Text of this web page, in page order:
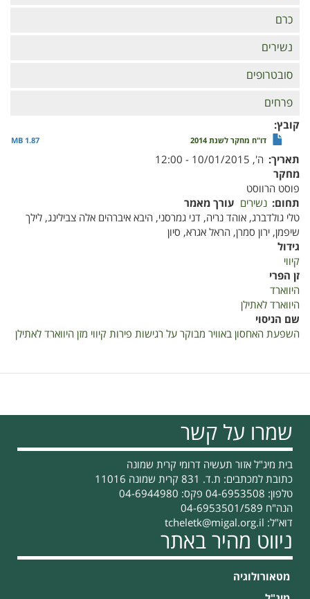
כרם
נשירים
סובטרופים
פרחים
קובץ
דו"ח מחקר לשנת 2014 1.87 MB
תאריך ה', 10/01/2015 - 12:00
מחקר
פוסט הרווסט
תחום נשירים עורך מאמר
טלי גולדברג, אוהד נריה, דני גמרסני, היבא איברהים אלה צבילינג, לילך
שיפמן, ירון סמרן, הראל אגרא, סיון
גידול
קיווי
זן הפרי
היווארד
היווארד לאתילן
שם הניסוי
השפעת האחסון באוויר מבוקר על רגישות פירות קיווי מזן היווארד לאתילן
שמרו על קשר
בית מיג"ל אזור תעשיה דרומי קרית שמונה
כתובת למכתבים: ת.ד. 831 קרית שמונה 11016
טלפון: 04-6953508 פקס: 04-6944980
הנה"ח 04-6953501/589
דוא"ל: tcheletk@migal.org.il
ניווט מהיר באתר
מטאורולוגיה